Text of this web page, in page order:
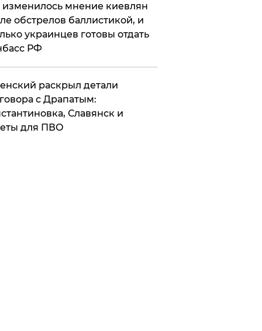
изменилось мнение киевлян
обстрелов баллистикой, и
украинцев готовы отдать
РФ
раскрыл детали
с Драпатым:
Славянск и
для ПВО